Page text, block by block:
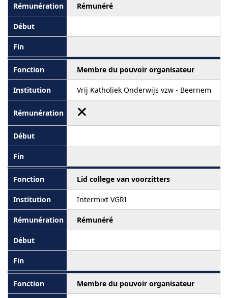
Rémunéré
Membre du pouvoir organisateur
Vrij Katholiek Onderwijs vzw - Beernem
Lid college van voorzitters
Intermixt VGRI
Rémunéré
Membre du pouvoir organisateur